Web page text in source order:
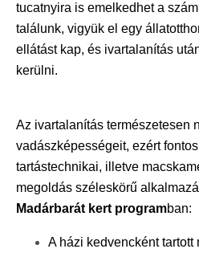
tucatnyira is emelkedhet a
találunk, vigyük el egy
ellátást kap, és ivartalanítás
kerülni.
Az ivartalanítás természetesen
vadászképességeit, ezért
tartástechnikai, illetve
megoldás széleskörű
Madárbarát kert programban:
A házi kedvencként tartott